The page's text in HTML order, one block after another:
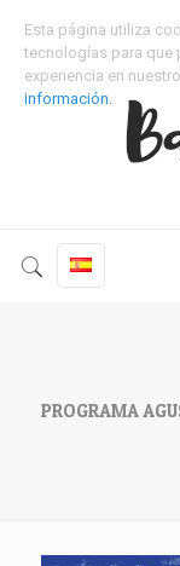
PROGRAMA
Esta página utiliza
tecnologías para que
experiencia en
información.